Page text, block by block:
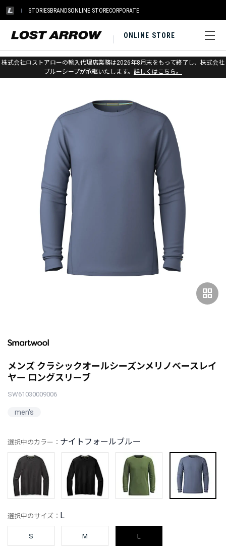
STORIESBRANDSONLINE STORECORPORATE
ONLINE STORE
株式会社ロストアローの輸入代理店業務は2026年8月末をもって終了し、株式会社
ブルーシープが承継いたします。 詳しくはこちら。
ホーム > スマートウール > アパレル > ベースレイヤー
grid_view
メンズ クラシックオールシーズンメリノベースレイ
ヤー ロングスリーブ
SW61030009006
men's
選択中のカラー： ナイトフォールブルー
選択中のサイズ： L
S M L